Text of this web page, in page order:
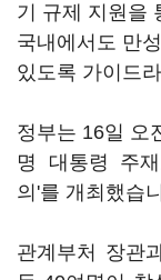
기 규제 지원을
국내에서도 만
있도록 가이드
정부는 16일 오
명 대통령 주
의'를 개최했습
관계부처 장관